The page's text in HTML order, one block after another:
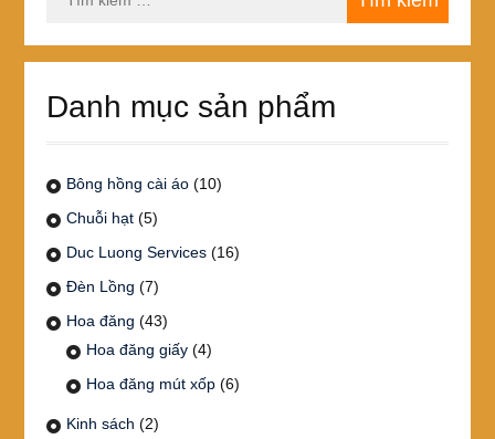
kiếm
Danh mục sản phẩm
Bông hồng cài áo (10)
Chuỗi hạt (5)
Duc Luong Services (16)
Đèn Lồng (7)
Hoa đăng (43)
Hoa đăng giấy (4)
Hoa đăng mút xốp (6)
Kinh sách (2)